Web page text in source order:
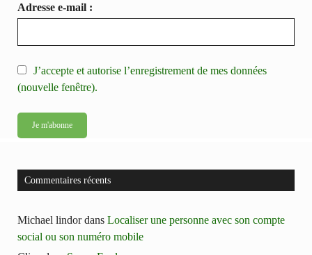
Adresse e-mail :
J’accepte et autorise l’enregistrement de mes données
(nouvelle fenêtre).
Commentaires récents
Michael lindordans Localiser une personne avec son compte
social ou son numéro mobile